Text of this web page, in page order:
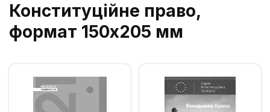
Конституційне право,
формат 150x205 мм